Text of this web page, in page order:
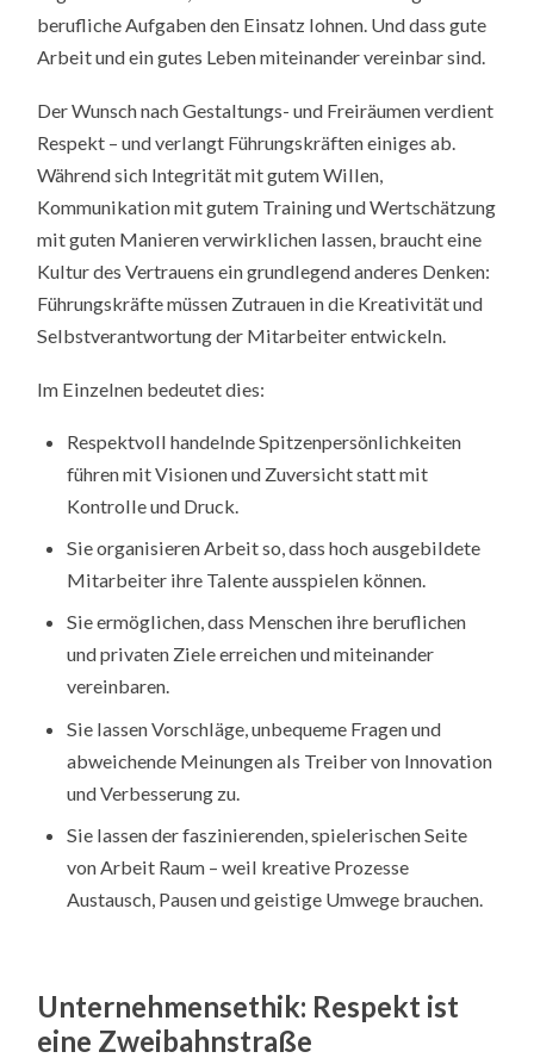
berufliche Aufgaben den Einsatz lohnen. Und dass gute
Arbeit und ein gutes Leben miteinander vereinbar sind.
Der Wunsch nach Gestaltungs- und Freiräumen verdient
Respekt – und verlangt Führungskräften einiges ab.
Während sich Integrität mit gutem Willen,
Kommunikation mit gutem Training und Wertschätzung
mit guten Manieren verwirklichen lassen, braucht eine
Kultur des Vertrauens ein grundlegend anderes Denken:
Führungskräfte müssen Zutrauen in die Kreativität und
Selbstverantwortung der Mitarbeiter entwickeln.
Im Einzelnen bedeutet dies:
Respektvoll handelnde Spitzenpersönlichkeiten
führen mit Visionen und Zuversicht statt mit
Kontrolle und Druck.
Sie organisieren Arbeit so, dass hoch ausgebildete
Mitarbeiter ihre Talente ausspielen können.
Sie ermöglichen, dass Menschen ihre beruflichen
und privaten Ziele erreichen und miteinander
vereinbaren.
Sie lassen Vorschläge, unbequeme Fragen und
abweichende Meinungen als Treiber von Innovation
und Verbesserung zu.
Sie lassen der faszinierenden, spielerischen Seite
von Arbeit Raum – weil kreative Prozesse
Austausch, Pausen und geistige Umwege brauchen.
Unternehmensethik: Respekt ist
eine Zweibahnstraße